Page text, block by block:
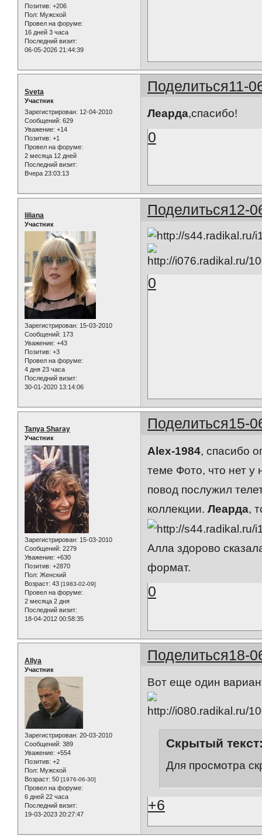
Позитив: +206
Пол: Мужской
Провел на форуме:
16 дней 3 часа
Последний визит:
06-05-2026 21:44:39
Поделиться11-
Sveta
Участник
Зарегистрирован: 12-04-2010
Сообщений: 629
Уважение: +14
Позитив: +1
Провел на форуме:
2 месяца 12 дней
Последний визит:
Вчера 23:03:13
Леарда,спасибо!
0
Поделиться12-
liliana
Участник
Зарегистрирован: 15-03-2010
Сообщений: 173
Уважение: +43
Позитив: +3
Провел на форуме:
4 дня 23 часа
Последний визит:
30-01-2020 13:14:06
0
Поделиться15-
Tanya Sharay
Участник
Зарегистрирован: 15-03-2010
Сообщений: 2279
Уважение: +630
Позитив: +2870
Пол: Женский
Возраст: 43 [1983-02-09]
Провел на форуме:
2 месяца 2 дня
Последний визит:
18-04-2012 00:58:35
Alex-1984, спасибо
теме Фото, что нет у
повод послужил
коллекции.Леарда,
Алла здорово
формат.
0
Поделиться18-
AIlya
Участник
Зарегистрирован: 20-03-2010
Сообщений: 389
Уважение: +554
Позитив: +2
Пол: Мужской
Возраст: 50 [1976-06-30]
Провел на форуме:
6 дней 22 часа
Последний визит:
19-03-2023 20:27:47
Вот еще один
Скрытый
Для просмотра
+6